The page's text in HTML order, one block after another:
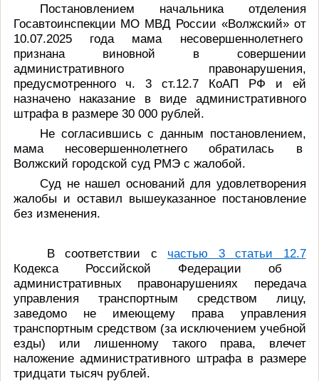
Постановлением начальника отделения
Госавтоинспекции МО МВД России «Волжский» от
10.07.2025 года мама несовершеннолетнего
признана виновной в совершении
административного правонарушения,
предусмотренного ч. 3 ст.12.7 КоАП РФ и ей
назначено наказание в виде административного
штрафа в размере 30 000 рублей.
Не согласившись с данным постановлением,
мама несовершеннолетнего обратилась в
Волжский городской суд РМЭ с жалобой.
Суд не нашел оснований для удовлетворения
жалобы и оставил вышеуказанное постановление
без изменения.
В соответствии с частью 3 статьи 12.7
Кодекса Российской Федерации об
административных правонарушениях передача
управления транспортным средством лицу,
заведомо не имеющему права управления
транспортным средством (за исключением учебной
езды) или лишенному такого права, влечет
наложение административного штрафа в размере
тридцати тысяч рублей.